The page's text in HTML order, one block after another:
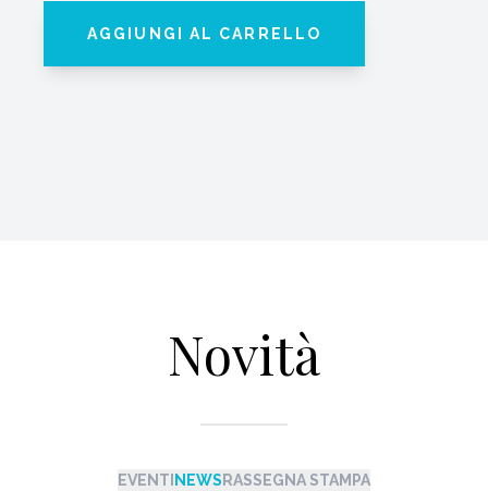
AGGIUNGI AL CARRELLO
Novità
EVENTI NEWS RASSEGNA STAMPA